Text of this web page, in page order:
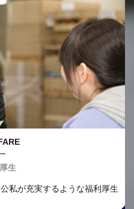
生
私が充実するような福利厚生